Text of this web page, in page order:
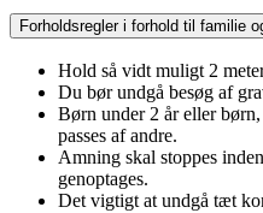
Forholdsregler i forhold til familie
Hold så vidt muligt 2
Du bør undgå besøg af
Børn under 2 år eller
passes af andre.
Amning skal stoppes
genoptages.
Det vigtigt at undgå tæt